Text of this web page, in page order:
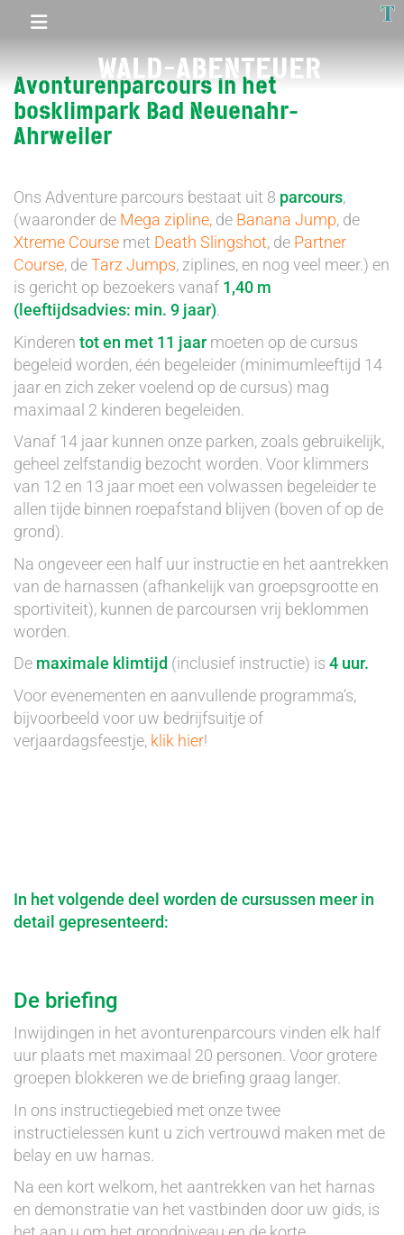
WALD-ABENTEUER
T
Avonturenparcours in het
bosklimpark Bad Neuenahr-
Ahrweiler
Ons Adventure parcours bestaat uit 8 parcours,
(waaronder de Mega zipline, de Banana Jump, de
Xtreme Course met Death Slingshot, de Partner
Course, deTarz Jumps, ziplines, en nog veel meer.) en
is gericht op bezoekers vanaf 1,40 m
(leeftijdsadvies: min. 9 jaar)
Kinderen tot en met 11 jaarmoeten op de cursus
begeleid worden, één begeleider (minimumleeftijd 14
jaar en zich zeker voelend op de cursus) mag
maximaal 2 kinderen begeleiden.
Vanaf 14 jaar kunnen onze parken, zoals gebruikelijk,
geheel zelfstandig bezocht worden. Voor klimmers
van 12 en 13 jaar moet een volwassen begeleider te
allen tijde binnen roepafstand blijven (boven of op de
grond).
Na ongeveer een half uur instructie en het aantrekken
van de harnassen (afhankelijk van groepsgrootte en
sportiviteit), kunnen de parcoursen vrij beklommen
worden.
De maximale klimtijd (inclusief instructie) is 4 uur.
Voor evenementen en aanvullende programma’s,
bijvoorbeeld voor uw bedrijfsuitje of
verjaardagsfeestje, klik hier!
In het volgende deel worden de cursussen meer in
detail gepresenteerd:
De briefing
Inwijdingen in het avonturenparcours vinden elk half
uur plaats met maximaal 20 personen. Voor grotere
groepen blokkeren we de briefing graag langer.
In ons instructiegebied met onze twee
instructielessen kunt u zich vertrouwd maken met de
belay en uw harnas.
Na een kort welkom, het aantrekken van het harnas
en demonstratie van het vastbinden door uw gids, is